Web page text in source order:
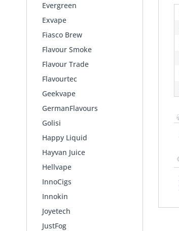
Evergreen
Exvape
Fiasco Brew
Flavour Smoke
Flavour Trade
Flavourtec
Geekvape
GermanFlavours
Golisi
Happy Liquid
Hayvan Juice
Hellvape
InnoCigs
Innokin
Joyetech
JustFog